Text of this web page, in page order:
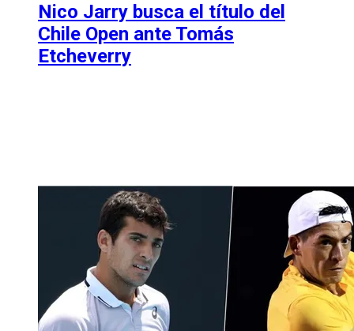
Nico Jarry busca el título del
Chile Open ante Tomás
Etcheverry